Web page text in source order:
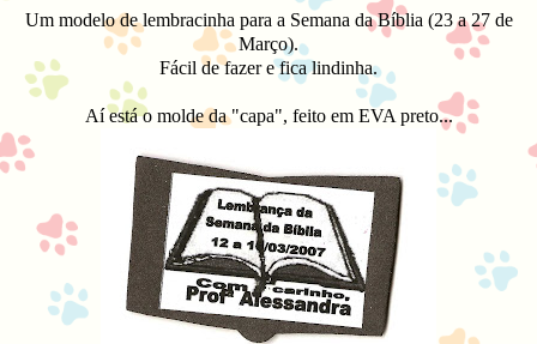
Um modelo de lembracinha para a Semana da Bíblia (23 a 27 de
Março).
Fácil de fazer e fica lindinha.
Aí está o molde da "capa", feito em EVA preto...